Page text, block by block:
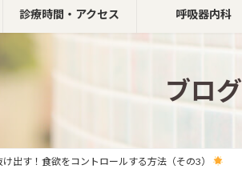
診療時間・アクセス 呼吸器内科
ブログ
出す！食欲をコントロールする方法（その3）